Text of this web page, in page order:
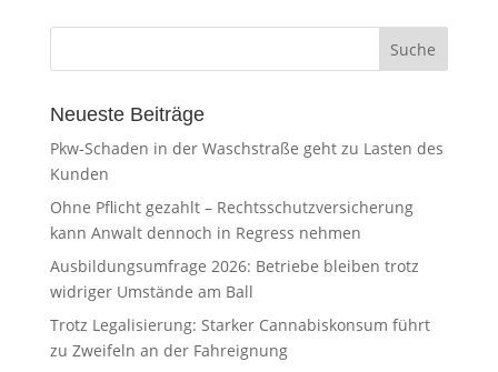
Neueste Beiträge
Pkw-Schaden in der Waschstraße geht zu Lasten des
Kunden
Ohne Pflicht gezahlt – Rechtsschutzversicherung
kann Anwalt dennoch in Regress nehmen
Ausbildungsumfrage 2026: Betriebe bleiben trotz
widriger Umstände am Ball
Trotz Legalisierung: Starker Cannabiskonsum führt
zu Zweifeln an der Fahreignung